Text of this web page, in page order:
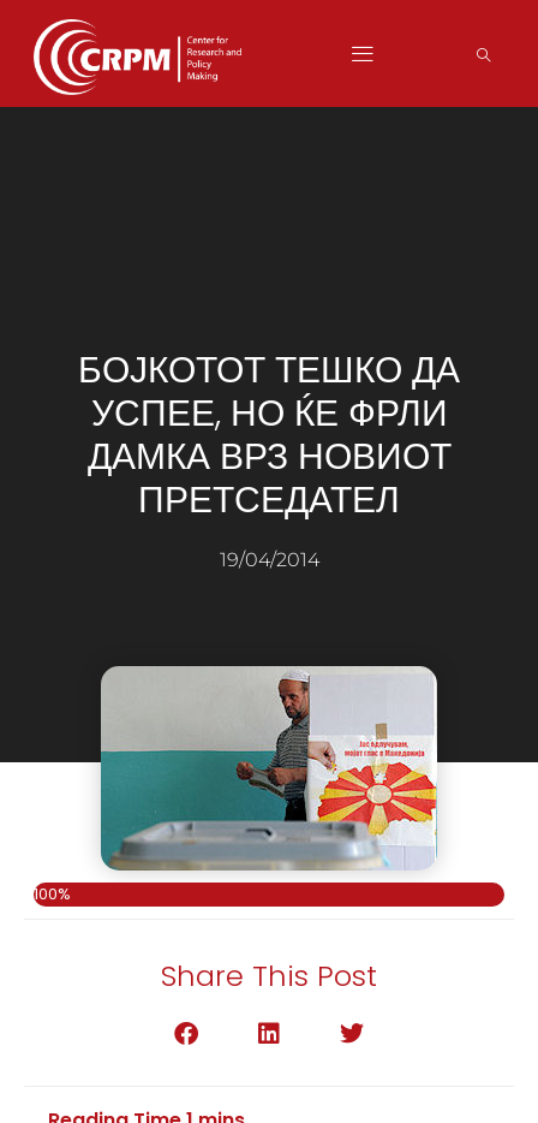
БОЈКОТОТ ТЕШКО ДА
УСПЕЕ, НО ЌЕ ФРЛИ
ДАМКА ВРЗ НОВИОТ
ПРЕТСЕДАТЕЛ
19/04/2014
100%
Share This Post